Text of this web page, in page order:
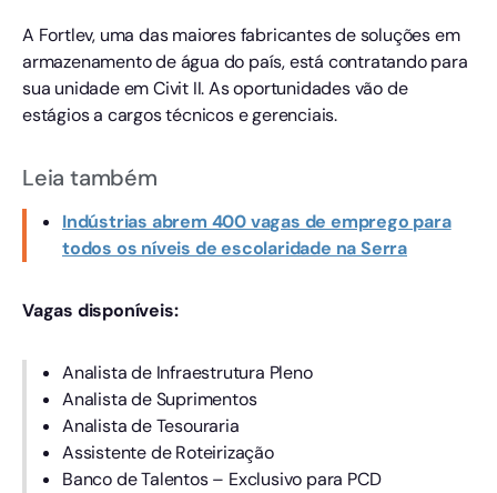
A Fortlev, uma das maiores fabricantes de soluções em
armazenamento de água do país, está contratando para
sua unidade em Civit II. As oportunidades vão de
estágios a cargos técnicos e gerenciais.
Leia também
Indústrias abrem 400 vagas de emprego para
todos os níveis de escolaridade na Serra
Vagas disponíveis:
Analista de Infraestrutura Pleno
Analista de Suprimentos
Analista de Tesouraria
Assistente de Roteirização
Banco de Talentos – Exclusivo para PCD